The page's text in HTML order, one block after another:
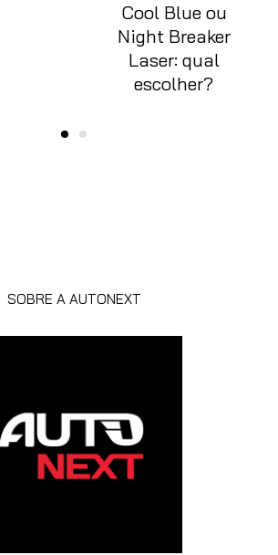
Cool Blue ou
Night Breaker
Laser: qual
escolher?
SOBRE A AUTONEXT